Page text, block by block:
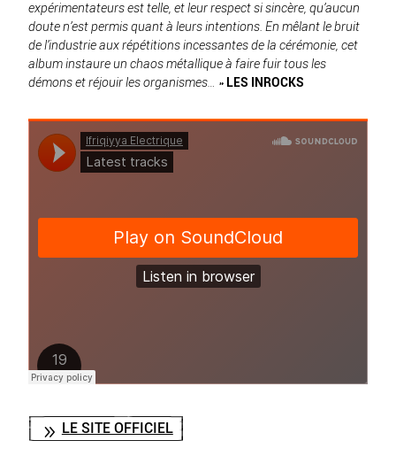
expérimentateurs est telle, et leur respect si sincère, qu’aucun
doute n’est permis quant à leurs intentions. En mêlant le bruit
de l’industrie aux répétitions incessantes de la cérémonie, cet
album instaure un chaos métallique à faire fuir tous les
démons et réjouir les organismes… » LES INROCKS
LE SITE OFFICIEL